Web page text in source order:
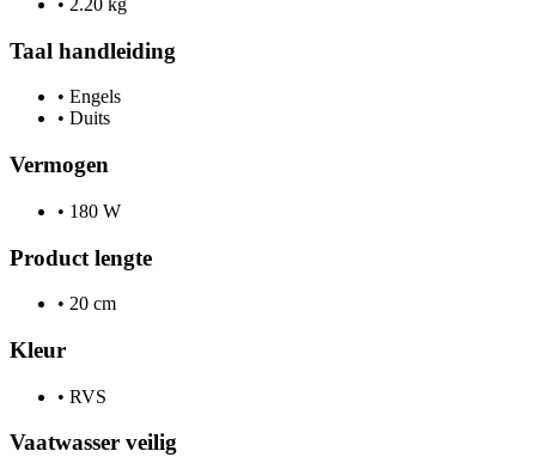
• 2.20 kg
Taal handleiding
• Engels
• Duits
Vermogen
• 180 W
Product lengte
• 20 cm
Kleur
• RVS
Vaatwasser veilig